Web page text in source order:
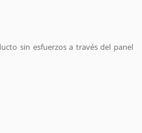
sin esfuerzos a través del panel